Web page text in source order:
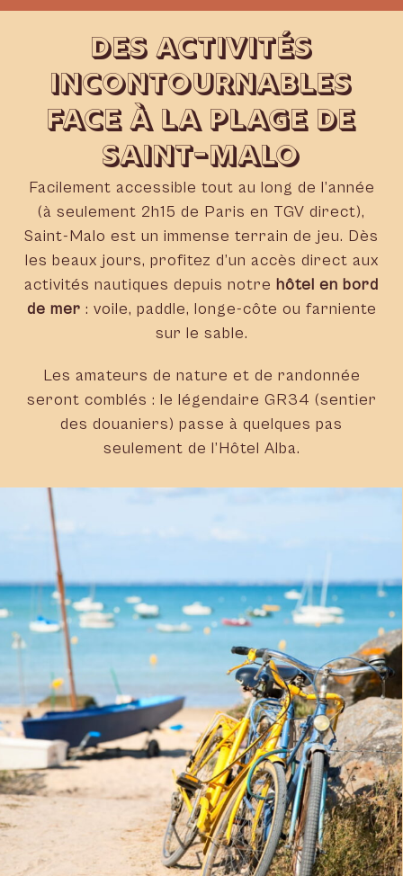
DES ACTIVITÉS
INCONTOURNABLES
FACE À LA PLAGE DE
SAINT-MALO
Facilement accessible tout au long de l’année
(à seulement 2h15 de Paris en TGV direct),
Saint-Malo est un immense terrain de jeu. Dès
les beaux jours, profitez d’un accès direct aux
activités nautiques depuis notre hôtel en bord
de mer : voile, paddle, longe-côte ou farniente
sur le sable.
Les amateurs de nature et de randonnée
seront comblés : le légendaire GR34 (sentier
des douaniers) passe à quelques pas
seulement de l’Hôtel Alba.